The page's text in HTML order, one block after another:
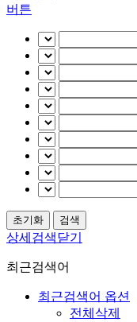
버튼
상세검색닫기
최근검색어
최근검색어 옵션
전체삭제